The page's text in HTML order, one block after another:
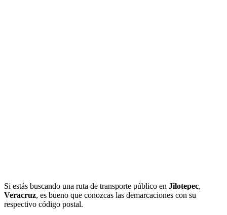
Si estás buscando una ruta de transporte público en Jilotepec,
Veracruz, es bueno que conozcas las demarcaciones con su
respectivo código postal.